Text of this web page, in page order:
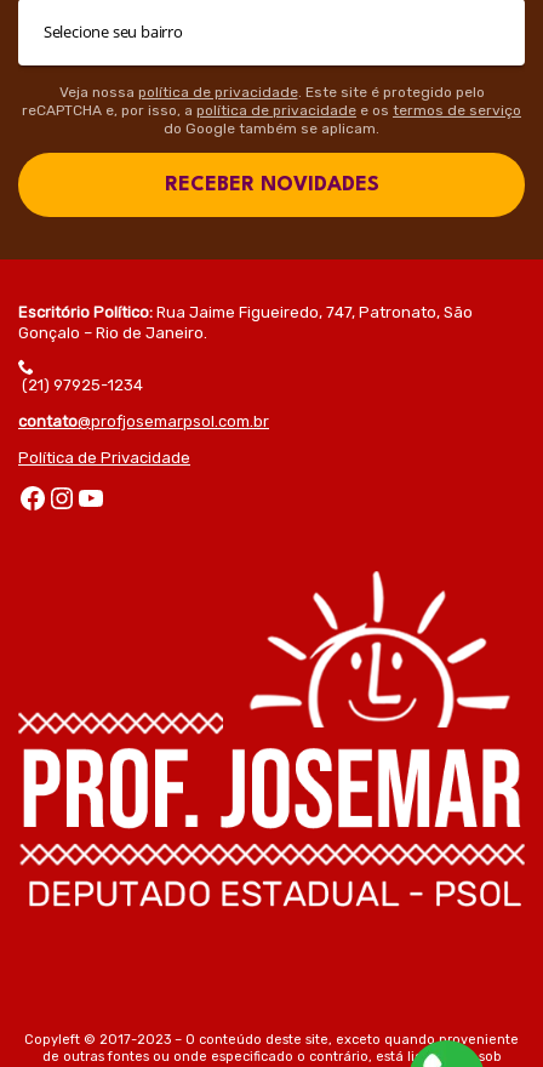
Veja nossa política de privacidade. Este site é protegido pelo
reCAPTCHA e, por isso, a política de privacidade e os termos de serviço
do Google também se aplicam.
RECEBER NOVIDADES
Escritório Político: Rua Jaime Figueiredo, 747, Patronato, São
Gonçalo – Rio de Janeiro.
(21) 97925-1234
contato@profjosemarpsol.com.br
Política de Privacidade
Facebook Instagram Youtube
Copyleft © 2017-2023 – O conteúdo deste site, exceto quando proveniente
de outras fontes ou onde especificado o contrário, está licenciado sob